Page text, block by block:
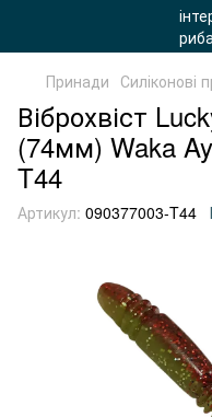
Принади Силіконові
Віброхвіст
(74мм) Waka
T44
Артикул: 090377003-T44